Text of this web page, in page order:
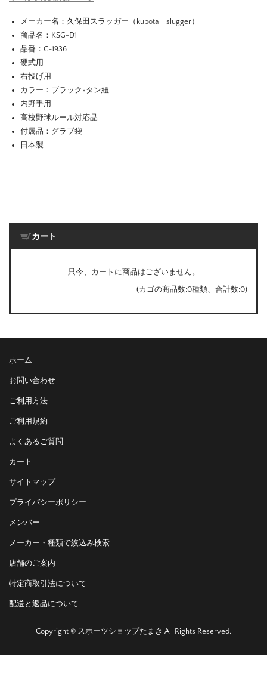
メーカー名：久保田スラッガー（kubota slugger）
商品名：KSG-D1
品番：C-1936
硬式用
右投げ用
カラー：ブラック×タン紐
内野手用
高校野球ルール対応品
付属品：グラブ袋
日本製
カート
只今、カートに商品はございません。
(カゴの商品数:0種類、合計数:0)
ホーム
お問い合わせ
ご利用方法
ご利用規約
よくあるご質問
カート
サイトマップ
プライバシーポリシー
メンバー
メーカー・種類で絞込み検索
店舗のご案内
特定商取引法について
配送と返品について
Copyright © スポーツショップたまき All Rights Reserved.